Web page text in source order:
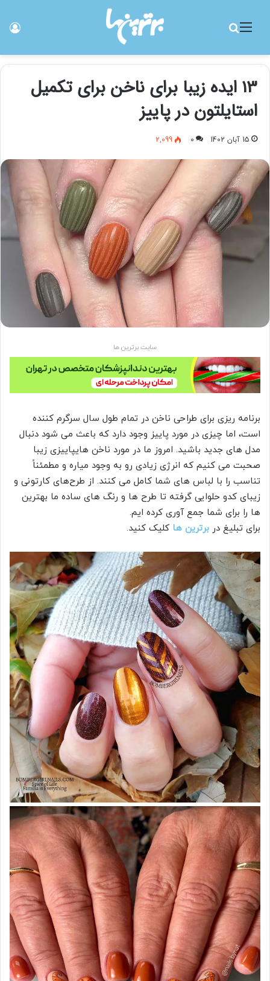
منو
13 ایده زیبا برای ناخن برای تکمیل
استایلتون در پاییز
15 آبان 1402 0
2,099
سایت برترین ها
برنامه ریزی برای طراحی ناخن در تمام طول سال سرگرم کننده
است، اما چیزی در مورد پاییز وجود دارد که باعث می شود دنبال
مدل های جدید باشید. امروز ما در مورد ناخن هایپاییزی زیبا
صحبت می کنیم که انرژی زیادی رو به وجود میاره و مطمئناً
تناسب را با لباس های شما کامل می کنند. از طرح‌های کارتونی و
زیبای کدو حلوایی گرفته تا طرح ها و رنگ های ساده ما بهترین
ها را برای شما جمع آوری کرده ایم.
برای تبلیغ در برترین ها کلیک کنید.